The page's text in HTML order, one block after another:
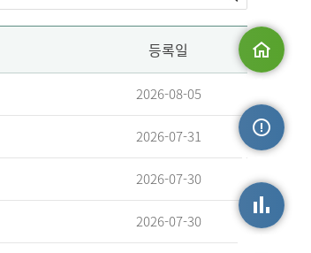
맵
등록일
2026-08-05
2026-07-31
2026-07-30
2026-07-30
손상정보